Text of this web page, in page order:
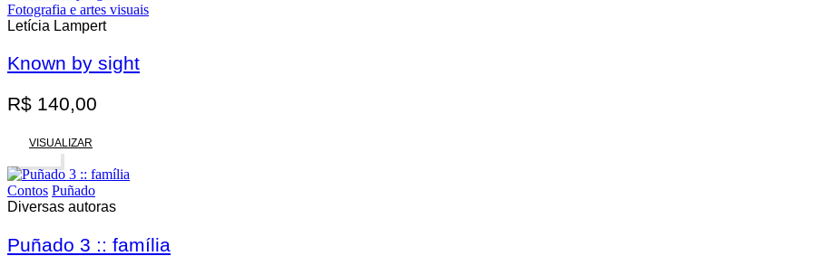
Fotografia e artes visuais
Letícia Lampert
Known by sight
R$ 140,00
VISUALIZAR
Contos Puñado
Diversas autoras
Puñado 3 :: família